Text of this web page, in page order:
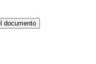
documento